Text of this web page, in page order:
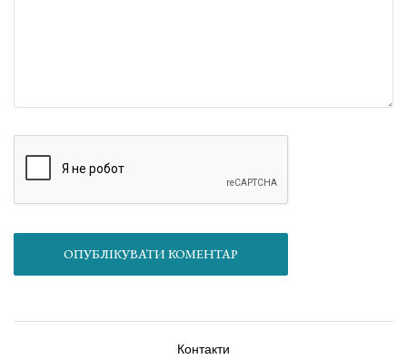
ОПУБЛІКУВАТИ КОМЕНТАР
Контакти